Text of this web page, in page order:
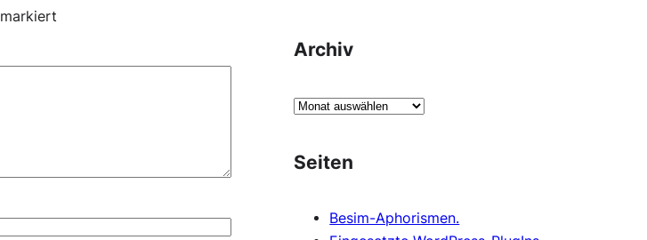
markiert
Archiv
A
h
Seiten
Besim-Aphorismen.